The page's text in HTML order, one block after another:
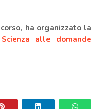
ha organizzato la
alle domande